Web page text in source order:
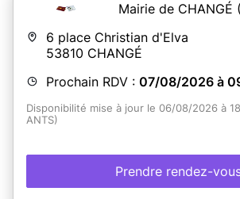
Mairie de CHANGÉ
6 place Christian d'Elva
53810 CHANGÉ
Prochain RDV : 07/08/2026 à
Disponibilité mise à jour le 06/08/2026 à
ANTS)
Prendre rendez-